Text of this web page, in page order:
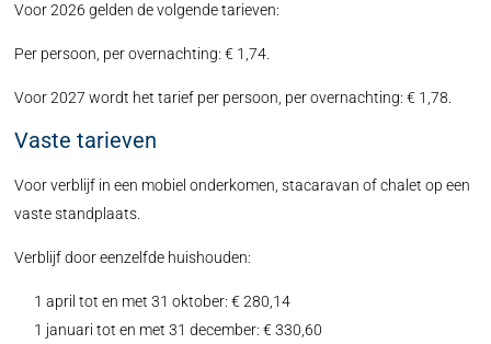
Voor 2026 gelden de volgende tarieven:
Per persoon, per overnachting: € 1,74.
Voor 2027 wordt het tarief per persoon, per overnachting: € 1,78.
Vaste tarieven
Voor verblijf in een mobiel onderkomen, stacaravan of chalet op een
vaste standplaats.
Verblijf door eenzelfde huishouden:
1 april tot en met 31 oktober: € 280,14
1 januari tot en met 31 december: € 330,60